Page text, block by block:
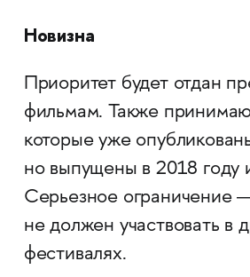
Новизна
Приоритет будет отдан
фильмам. Также
которые уже
но выпущены в 2018 году
Серьезное ограничение
не должен участвовать в
фестивалях.